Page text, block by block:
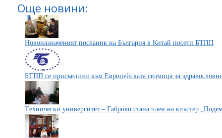
Още новини:
Новоназначеният посланик на България в Китай посети БТПП
БТПП се присъедини към Европейската седмица за
Tехнически университет – Габрово стана член на клъстер